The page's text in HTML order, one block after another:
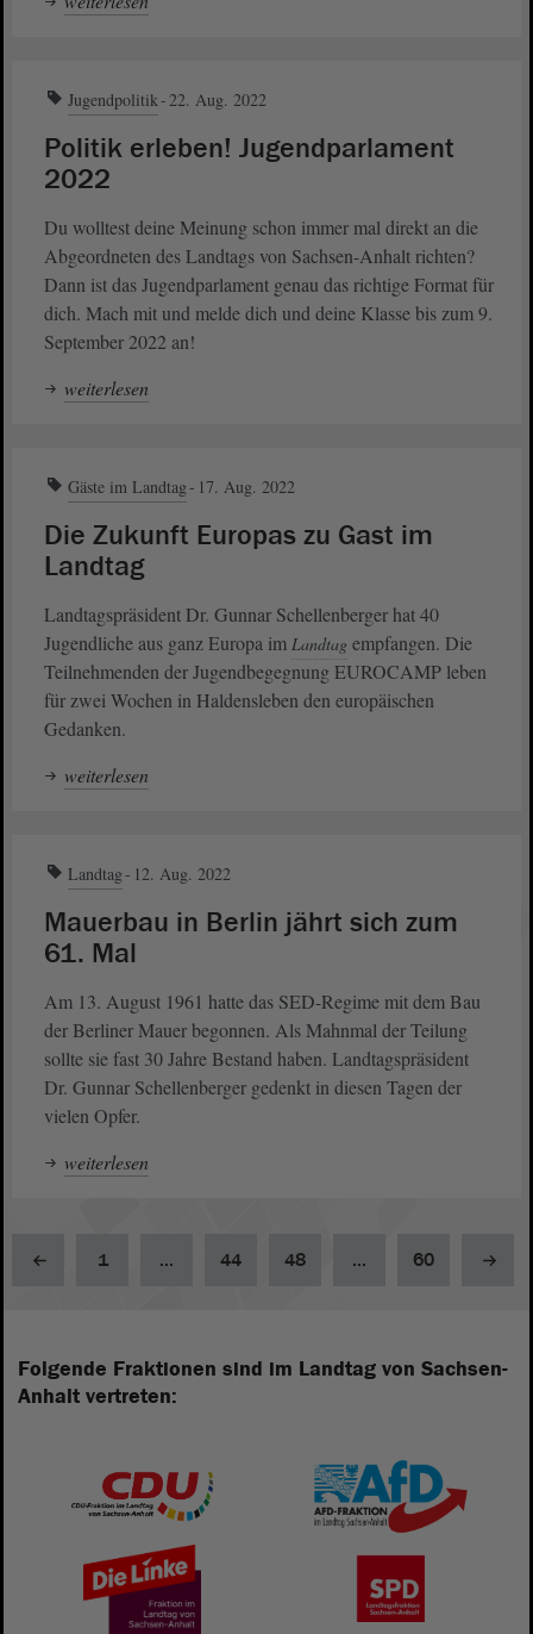
Jugendpolitik 22. Aug. 2022
Politik erleben! Jugendparlament
2022
Du wolltest deine Meinung schon immer mal direkt an die
Abgeordneten des Landtags von Sachsen-Anhalt richten?
Dann ist das Jugendparlament genau das richtige Format für
dich. Mach mit und melde dich und deine Klasse bis zum 9.
September 2022 an!
weiterlesen
Gäste im Landtag 17. Aug. 2022
Die Zukunft Europas zu Gast im
Landtag
Landtagspräsident Dr. Gunnar Schellenberger hat 40
Jugendliche aus ganz Europa im Landtag empfangen. Die
Teilnehmenden der Jugendbegegnung EUROCAMP leben
für zwei Wochen in Haldensleben den europäischen
Gedanken.
weiterlesen
Landtag 12. Aug. 2022
Mauerbau in Berlin jährt sich zum
61. Mal
Am 13. August 1961 hatte das SED-Regime mit dem Bau
der Berliner Mauer begonnen. Als Mahnmal der Teilung
sollte sie fast 30 Jahre Bestand haben. Landtagspräsident
Dr. Gunnar Schellenberger gedenkt in diesen Tagen der
vielen Opfer.
weiterlesen
1 ... 44 48 ... 60
Folgende Fraktionen sind im Landtag von Sachsen-
Anhalt vertreten: